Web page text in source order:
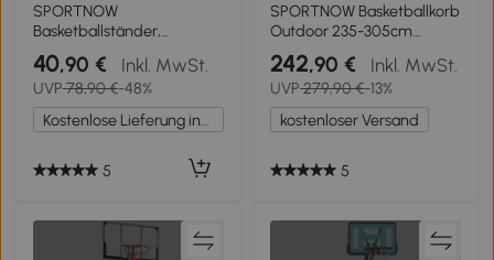
SPORTNOW
Basketballständer,
höhenverstellbar, Magnet-
Dartscheibe, 98-148cm,
Schwarz
40,90 € Inkl. MwSt.
UVP78,90 €-48%
5
SPORTNOW Basketballkorb
Outdoor 235-305cm
schnell Höhenverstellbar,
mit 110x70cm bruchsichere
Rückwand 2 Rädern &
Gewichtssack
242,90 € Inkl. MwSt.
UVP279,90 €-13%
kostenloser Versand
5